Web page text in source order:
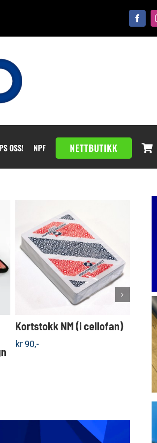
OSS! NPF NETTBUTIKK
KJØPDette
produktet
har
flere
varianter.
Alternativene
på
produktsiden
Detaljer
Kortstokk NM (i cellofan)
kr90,-